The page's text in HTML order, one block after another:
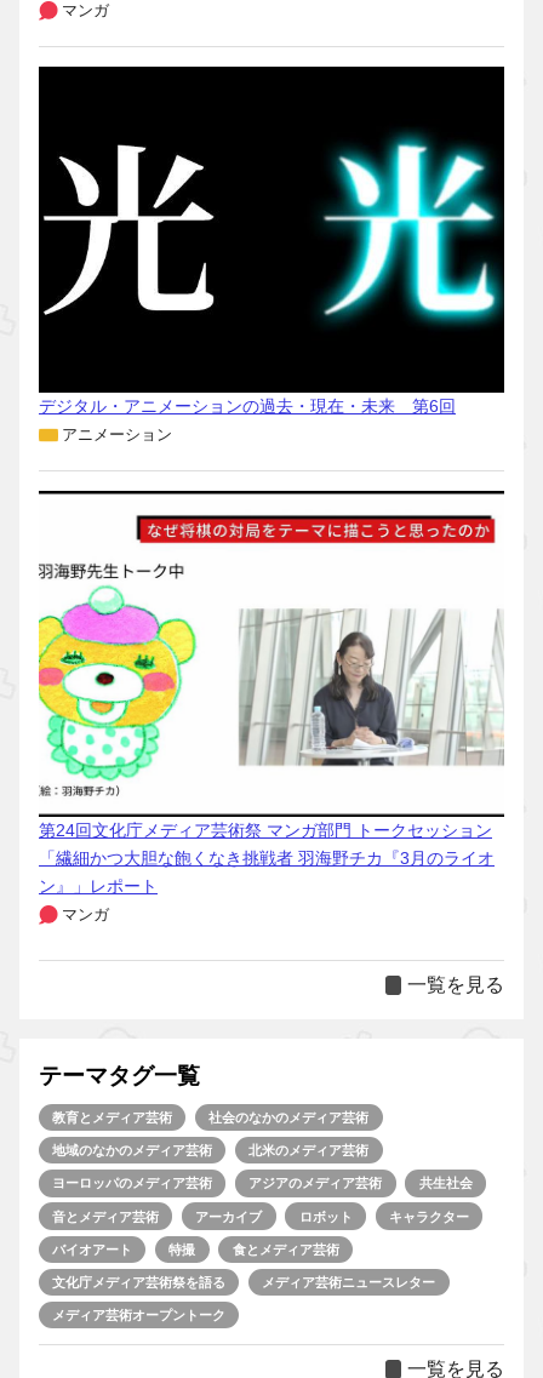
マンガ
デジタル・アニメーションの過去・現在・未来 第6回
アニメーション
第24回文化庁メディア芸術祭 マンガ部門 トークセッション
「繊細かつ大胆な飽くなき挑戦者 羽海野チカ『3月のライオ
ン』」レポート
マンガ
一覧を見る
テーマタグ一覧
教育とメディア芸術 社会のなかのメディア芸術
地域のなかのメディア芸術 北米のメディア芸術
ヨーロッパのメディア芸術 アジアのメディア芸術 共生社会
音とメディア芸術 アーカイブ ロボット キャラクター
バイオアート 特撮 食とメディア芸術
文化庁メディア芸術祭を語る メディア芸術ニュースレター
メディア芸術オープントーク
一覧を見る